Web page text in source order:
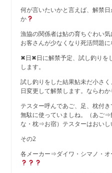
何が言いたいかと言えば、解禁
か
漁協の関係者は鮎の育ちぐわい
お客さんが少なくなり死活問題に
✖日✖日に解禁予定、試し釣りを
します。
試し釣りをした結果鮎未だ小さ
日変更して解禁します。ならわ
テスター呼んであご、足、枕付
無駄に使っていましね。（あご
な・枕⇒お宿）テスターはおいし
その2
各メーカー⇒ダイワ・シマノ・